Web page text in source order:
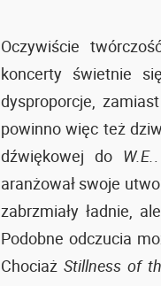
Oczywiście
koncerty świetnie
dysproporcje,
powinno więc też
dźwiękowej do W.E.
aranżował swoje
zabrzmiały ładnie,
Podobne odczucia
Chociaż Stillness of